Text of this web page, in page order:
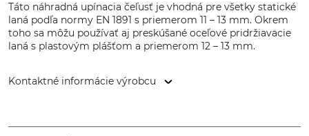
Táto náhradná upínacia čeľusť je vhodná pre všetky statické
laná podľa normy EN 1891 s priemerom 11 – 13 mm. Okrem
toho sa môžu používať aj preskúšané oceľové pridržiavacie
laná s plastovým plášťom a priemerom 12 – 13 mm.
Kontaktné informácie výrobcu
www.climb-art.de